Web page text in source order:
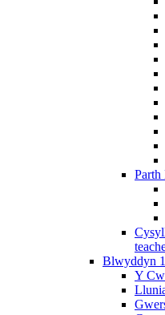
Blwyddyn 1
Y